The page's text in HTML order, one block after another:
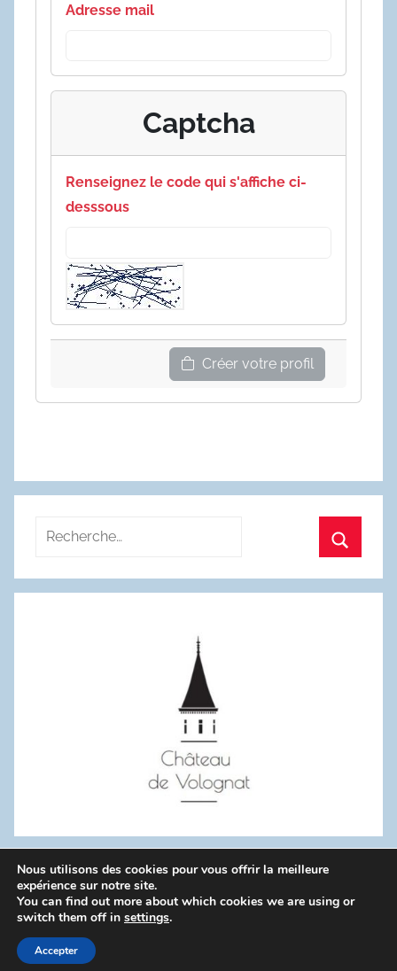
Adresse mail
Captcha
Renseignez le code qui s'affiche ci-
desssous
Créer votre profil
Recherche
:
WordPress Theme: Donovan by ThemeZee.
Politique de confidentialité
Nous utilisons des cookies pour vous offrir la meilleure
expérience sur notre site.
You can find out more about which cookies we are using or
switch them off in settings.
Accepter